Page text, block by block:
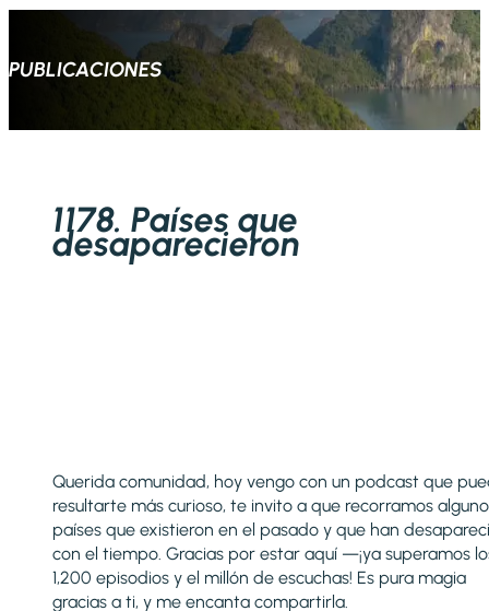
PUBLICACIONES
1178. Países que
desaparecieron
Querida comunidad, hoy vengo con un podcast que
resultarte más curioso, te invito a que recorramos
países que existieron en el pasado y que han
con el tiempo. Gracias por estar aquí —¡ya superamos
1,200 episodios y el millón de escuchas! Es pura magia
gracias a ti, y me encanta compartirla.